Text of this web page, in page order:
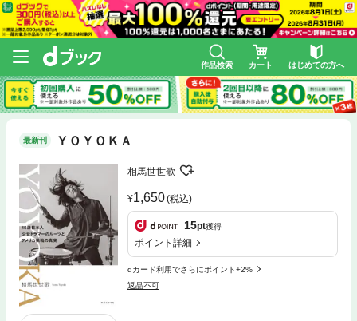
作品検索 カート はじめての方へ
最新刊 ＹＯＹＯＫＡ
相馬世世歌
1,650(税込)
15pt獲得
ポイント詳細
dカード利用でさらにポイント+2%
返品不可